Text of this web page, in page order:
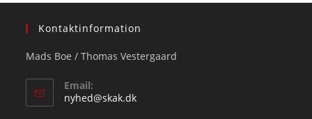
Kontaktinformation
Mads Boe / Thomas Vestergaard
Email:
nyhed@skak.dkOpens